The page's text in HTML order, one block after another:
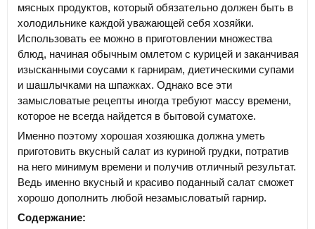
мясных продуктов, который обязательно должен быть в
холодильнике каждой уважающей себя хозяйки.
Использовать ее можно в приготовлении множества
блюд, начиная обычным омлетом с курицей и заканчивая
изысканными соусами к гарнирам, диетическими супами
и шашлычками на шпажках. Однако все эти
замысловатые рецепты иногда требуют массу времени,
которое не всегда найдется в бытовой суматохе.
Именно поэтому хорошая хозяюшка должна уметь
приготовить вкусный салат из куриной грудки, потратив
на него минимум времени и получив отличный результат.
Ведь именно вкусный и красиво поданный салат сможет
хорошо дополнить любой незамысловатый гарнир.
Содержание: